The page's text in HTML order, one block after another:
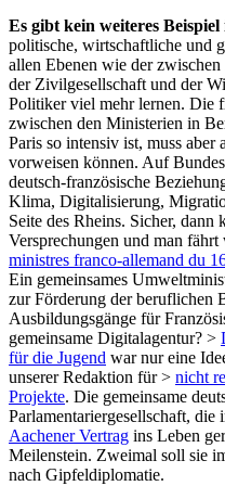
Es gibt kein weiteres
politische, wirtschaftliche und
allen Ebenen wie der
der Zivilgesellschaft und der
Politiker viel mehr lernen. Die
zwischen den Ministerien in
Paris so intensiv ist, muss aber
vorweisen können. Auf
deutsch-französische
Klima, Digitalisierung,
Seite des Rheins. Sicher,
Versprechungen und man
ministres franco-allemand du
Ein gemeinsames
zur Förderung der beruflichen
Ausbildungsgänge für
gemeinsame Digitalagentur? >
für die Jugend war nur eine
unserer Redaktion für > nicht
Projekte. Die gemeinsame
Parlamentariergesellschaft,
Aachener Vertrag ins Leben
Meilenstein. Zweimal soll sie
nach Gipfeldiplomatie.